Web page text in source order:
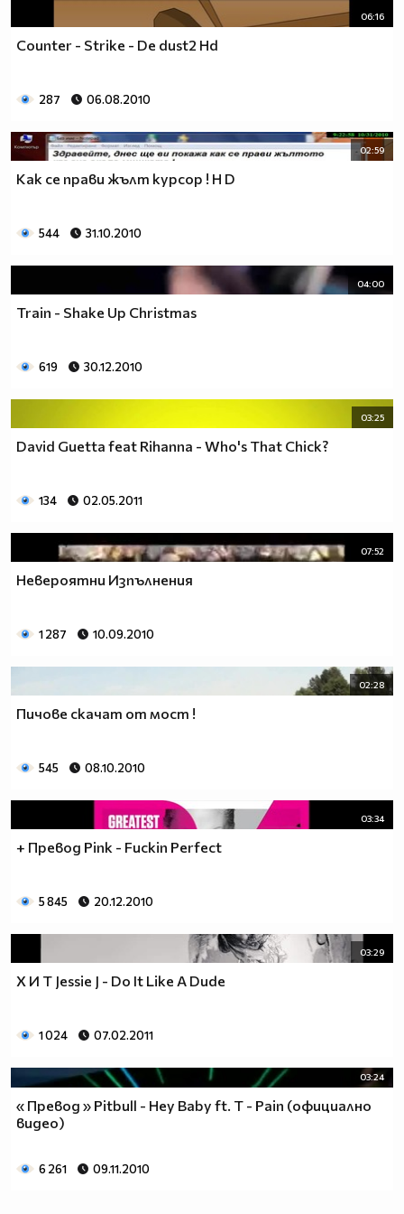
06:16
Counter - Strike - De dust2 Hd
287 06.08.2010
02:59
Как се прави жълт курсор ! H D
544 31.10.2010
04:00
Train - Shake Up Christmas
619 30.12.2010
03:25
David Guetta feat Rihanna - Who's That Chick?
134 02.05.2011
07:52
Невероятни Изпълнения
1 287 10.09.2010
02:28
Пичове скачат от мост !
545 08.10.2010
03:34
+ Превод Pink - Fuckin Perfect
5 845 20.12.2010
03:29
Х И Т Jessie J - Do It Like A Dude
1 024 07.02.2011
03:24
« Превод » Pitbull - Hey Baby ft. T - Pain (oфициално
видео)
6 261 09.11.2010